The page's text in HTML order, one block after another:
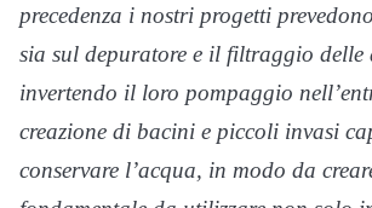
precedenza i nostri progetti
sia sul depuratore e il filtraggio delle
invertendo il loro pompaggio
creazione di bacini e piccoli invasi
conservare l’acqua, in modo da